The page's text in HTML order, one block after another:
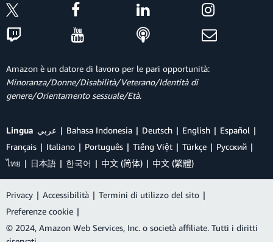
Amazon è un datore di lavoro per le pari opportunità:
Minoranza/Donne/Disabilità/Veterano/Identità di
genere/Orientamento sessuale/Età.
Lingua عربي Bahasa Indonesia Deutsch English
Español
Français
Italiano Português Tiếng Việt Türkçe
Ρусский
ไทย
日本語 한국어 中文 (简体) 中文 (繁體)
Privacy | Accessibilità | Termini di utilizzo del sito |
Preferenze cookie |
© 2024, Amazon Web Services, Inc. o società affiliate. Tutti i diritti